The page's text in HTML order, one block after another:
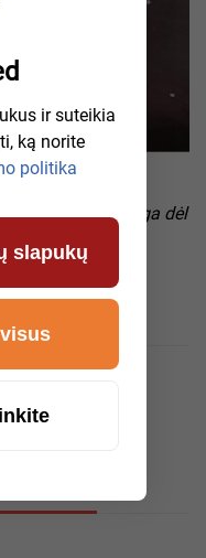
keitimo paslauga dėl
ir suteikia
ką norite
politika
slapukų